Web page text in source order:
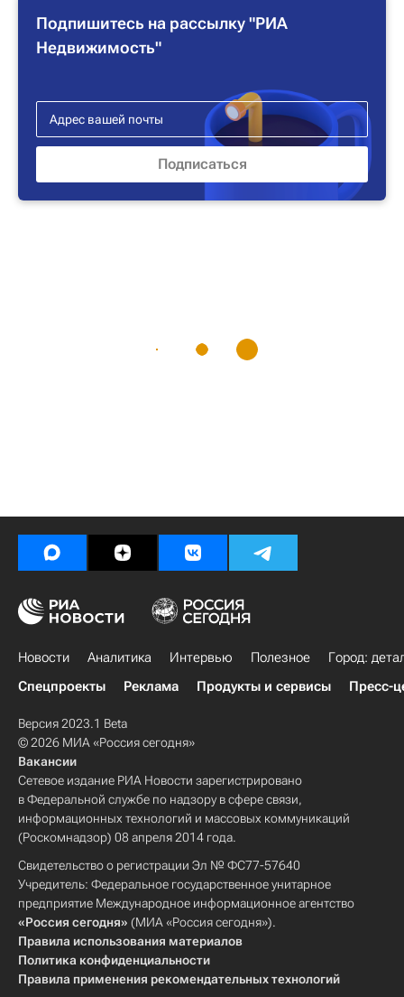
Подпишитесь на рассылку "РИА
Недвижимость"
Новости Аналитика Интервью Полезное
Город:
Спецпроекты
Реклама Продукты и сервисы Пресс-
Версия 2023.1 Beta
© 2026 МИА «Россия сегодня»
Вакансии
Сетевое издание РИА Новости зарегистрировано
в Федеральной службе по надзору в сфере связи,
информационных технологий и массовых коммуникаций
(Роскомнадзор) 08 апреля 2014 года.
Свидетельство о регистрации Эл № ФС77-57640
Учредитель: Федеральное государственное унитарное
предприятие Международное информационное агентство
«Россия сегодня» (МИА «Россия сегодня»).
Правила использования материалов
Политика конфиденциальности
Правила применения рекомендательных технологий